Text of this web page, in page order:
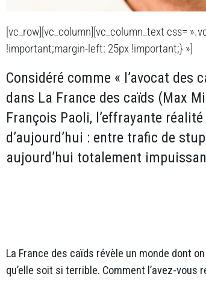
[vc_row][vc_column][vc_column_text css=
!important;margin-left: 25px !important;} »]
Considéré comme « l’avocat des
dans La France des caïds (Max
François Paoli, l’effrayante
d’aujourd’hui : entre trafic de
aujourd’hui totalement
La France des caïds révèle un monde dont
qu’elle soit si terrible. Comment l’avez-vous